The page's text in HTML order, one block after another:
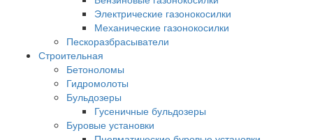
Электрические газонокосилки
Механические газонокосилки
Пескоразбрасыватели
Строительная
Бетоноломы
Гидромолоты
Бульдозеры
Гусеничные бульдозеры
Буровые установки